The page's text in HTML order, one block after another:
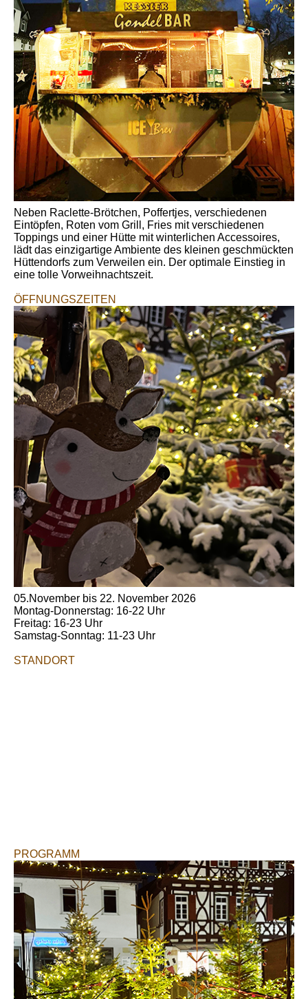
Neben Raclette-Brötchen, Poffertjes, verschiedenen
Eintöpfen, Roten vom Grill, Fries mit verschiedenen
Toppings und einer Hütte mit winterlichen Accessoires,
lädt das einzigartige Ambiente des kleinen geschmückten
Hüttendorfs zum Verweilen ein. Der optimale Einstieg in
eine tolle Vorweihnachtszeit.
ÖFFNUNGSZEITEN
05.November bis 22. November 2026
Montag-Donnerstag: 16-22 Uhr
Freitag: 16-23 Uhr
Samstag-Sonntag: 11-23 Uhr
STANDORT
PROGRAMM